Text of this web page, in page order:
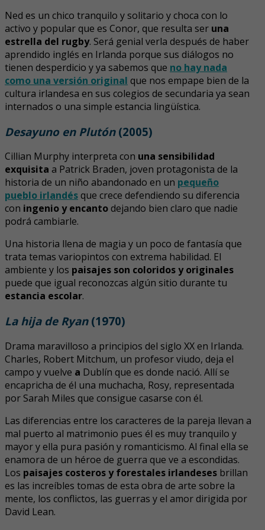
Ned es un chico tranquilo y solitario y choca con lo
activo y popular que es Conor, que resulta ser una
estrella del rugby. Será genial verla después de haber
aprendido inglés en Irlanda porque sus diálogos no
tienen desperdicio y ya sabemos que no hay nada
como una versión original que nos empape bien de la
cultura irlandesa en sus colegios de secundaria ya sean
internados o una simple estancia lingüística.
Desayuno en Plutón(2005)
Cillian Murphy interpreta con una sensibilidad
exquisita a Patrick Braden, joven protagonista de la
historia de un niño abandonado en un pequeño
pueblo irlandésque crece defendiendo su diferencia
con ingenio y encantodejando bien claro que nadie
podrá cambiarle.
Una historia llena de magia y un poco de fantasía que
trata temas variopintos con extrema habilidad. El
ambiente y los paisajes son coloridos y originales
puede que igual reconozcas algún sitio durante tu
estancia escolar.
La hija de Ryan(1970)
Drama maravilloso a principios del siglo XX en Irlanda.
Charles, Robert Mitchum, un profesor viudo, deja el
campo y vuelve a Dublín que es donde nació. Allí se
encapricha de él una muchacha, Rosy, representada
por Sarah Miles que consigue casarse con él.
Las diferencias entre los caracteres de la pareja llevan a
mal puerto al matrimonio pues él es muy tranquilo y
mayor y ella pura pasión y romanticismo. Al final ella se
enamora de un héroe de guerra que ve a escondidas.
Los paisajes costeros y forestales irlandeses brillan
es las increíbles tomas de esta obra de arte sobre la
mente, los conflictos, las guerras y el amor dirigida por
David Lean.